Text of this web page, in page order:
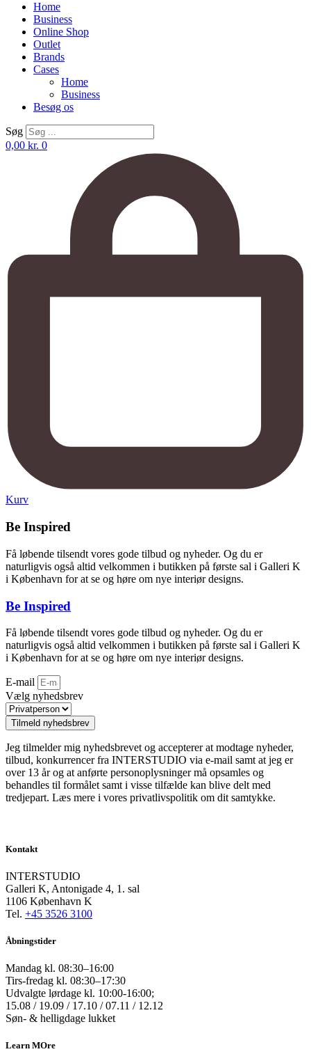
Home
Business
Online Shop
Outlet
Brands
Cases
Home
Business
Besøg os
Søg
0,00 kr. 0
Kurv
Be Inspired
Få løbende tilsendt vores gode tilbud og nyheder. Og du er
naturligvis også altid velkommen i butikken på første sal i Galleri K
i København for at se og høre om nye interiør designs.
Be Inspired
Få løbende tilsendt vores gode tilbud og nyheder. Og du er
naturligvis også altid velkommen i butikken på første sal i Galleri K
i København for at se og høre om nye interiør designs.
E-mail
Vælg nyhedsbrev
Tilmeld nyhedsbrev
Jeg tilmelder mig nyhedsbrevet og accepterer at modtage nyheder,
tilbud, konkurrencer fra INTERSTUDIO via e-mail samt at jeg er
over 13 år og at anførte personoplysninger må opsamles og
behandles til formålet samt i visse tilfælde kan blive delt med
tredjepart. Læs mere i vores privatlivspolitik om dit samtykke.
Kontakt
INTERSTUDIO
Galleri K, Antonigade 4, 1. sal
1106 København K
Tel. +45 3526 3100
Åbningstider
Mandag kl. 08:30–16:00
Tirs-fredag kl. 08:30–17:30
Udvalgte lørdage kl. 10:00-16:00;
15.08 / 19.09 / 17.10 / 07.11 / 12.12
Søn- & helligdage lukket
Learn MOre